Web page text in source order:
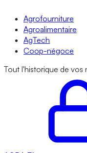
Agrofourniture
Agroalimentaire
AgTech
Coop-négoce
Tout l'historique de vos